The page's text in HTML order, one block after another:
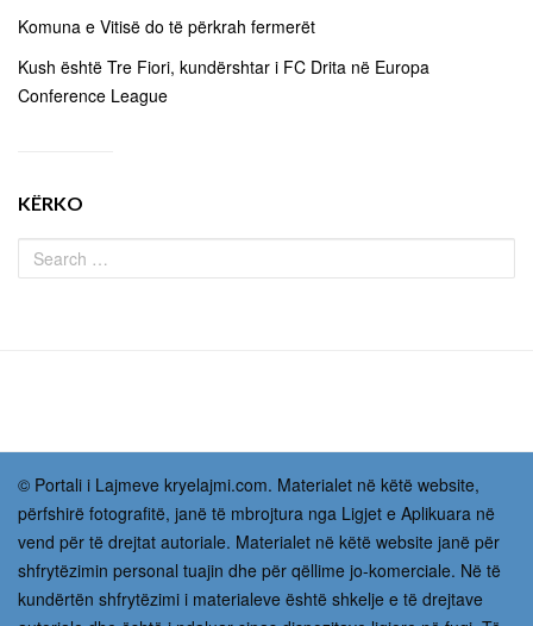
Komuna e Vitisë do të përkrah fermerët
Kush është Tre Fiori, kundërshtar i FC Drita në Europa
Conference League
KËRKO
© Portali i Lajmeve kryelajmi.com. Materialet në këtë website,
përfshirë fotografitë, janë të mbrojtura nga Ligjet e Aplikuara në
vend për të drejtat autoriale. Materialet në këtë website janë për
shfrytëzimin personal tuajin dhe për qëllime jo-komerciale. Në të
kundërtën shfrytëzimi i materialeve është shkelje e të drejtave